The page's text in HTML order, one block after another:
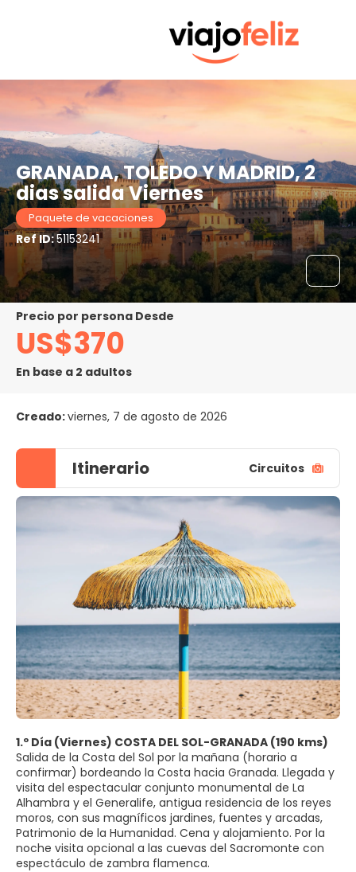
GRANADA, TOLEDO Y MADRID, 2
dias salida Viernes
Paquete de vacaciones
Ref ID:51153241
precio por persona Desde
US$370
En base a 2 adultos
Creado:viernes, 7 de agosto de 2026
Itinerario Circuitos
1.º Día (Viernes) COSTA DEL SOL-GRANADA (190 kms)
Salida de la Costa del Sol por la mañana (horario a
confirmar) bordeando la Costa hacia Granada. Llegada y
visita del espectacular conjunto monumental de La
Alhambra y el Generalife, antigua residencia de los reyes
moros, con sus magníficos jardines, fuentes y arcadas,
Patrimonio de la Humanidad. Cena y alojamiento. Por la
noche visita opcional a las cuevas del Sacromonte con
espectáculo de zambra flamenca.